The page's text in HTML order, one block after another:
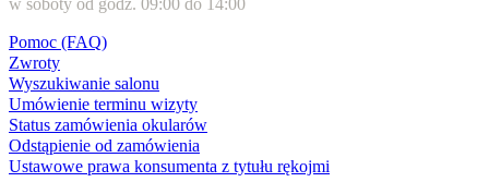
w soboty od godz. 09:00 do 14:00
Pomoc (FAQ)
Zwroty
Wyszukiwanie salonu
Umówienie terminu wizyty
Status zamówienia okularów
Odstąpienie od zamówienia
Ustawowe prawa konsumenta z tytułu rękojmi